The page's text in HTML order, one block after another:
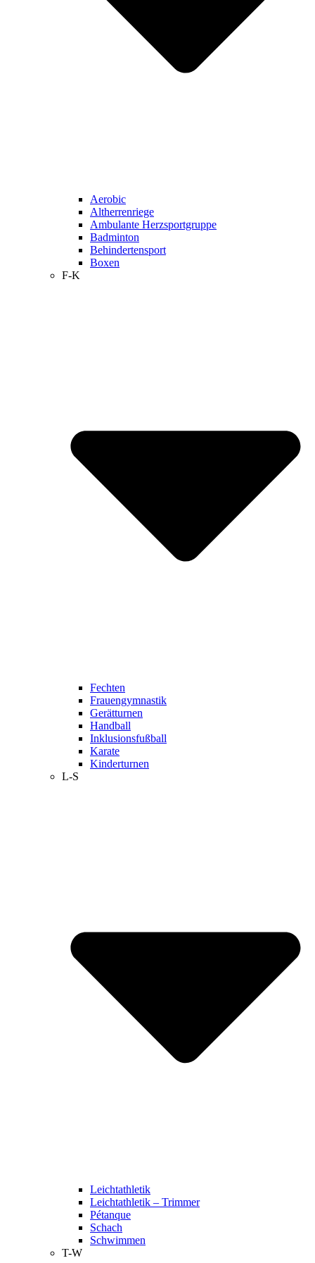
Aerobic
Altherrenriege
Ambulante Herzsportgruppe
Badminton
Behindertensport
Boxen
F-K
Fechten
Frauengymnastik
Gerätturnen
Handball
Inklusionsfußball
Karate
Kinderturnen
L-S
Leichtathletik
Leichtathletik – Trimmer
Pétanque
Schach
Schwimmen
T-W